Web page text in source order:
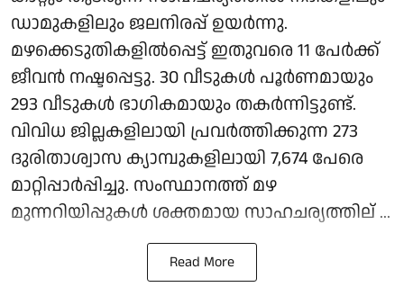
ഡാമുകളിലും ജലനിരപ്പ് ഉയര്‍ന്നു.
മഴക്കെടുതികളില്‍പ്പെട്ട് ഇതുവരെ 11 പേര്‍ക്ക്
ജീവന്‍ നഷ്ടപ്പെട്ടു. 30 വീടുകള്‍ പൂര്‍ണമായും
293 വീടുകള്‍ ഭാഗികമായും തകര്‍ന്നിട്ടുണ്ട്.
വിവിധ ജില്ലകളിലായി പ്രവര്‍ത്തിക്കുന്ന 273
ദുരിതാശ്വാസ ക്യാമ്പുകളിലായി 7,674 പേരെ
മാറ്റിപ്പാര്‍പ്പിച്ചു. സംസ്ഥാനത്ത് മഴ
മുന്നറിയിപ്പുകള്‍ ശക്തമായ സാഹചര്യത്തില് ...
Read More